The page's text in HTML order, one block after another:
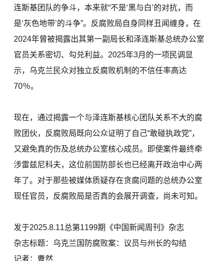
连斯基团队的争斗，本来就“不是‘黑与白’的对抗，而
是‘灰色地带’的斗争”。反腐败局自身同样丑闻缠身，在
2024年曾被揭露出其第一副局长和泽连斯基总统办公室
官员关系密切、勾兑利益。2025年3月的一项民调显
示，乌克兰民众对独立反腐败机制的不信任率高达
70％。
现在，通过揭露一个与泽连斯基核心团队关系不大的腐
败团伙，反腐败局既向公众证明了自己“敢碰执政党”，
又避免真的伤及总统办公室核心成员。即使案件最终牵
涉雷兹尼科夫，这位前国防部长也已经离开政治中心两
年了。对于那些被媒体质疑存在贪腐问题的总统办公室
现任官员，反腐败局是否真的会展开调查，尚未可知。
发于2025.8.11总第1199期《中国新闻周刊》杂志
杂志标题：乌克兰国防腐败案：议员与州长的勾结
记者：曹然